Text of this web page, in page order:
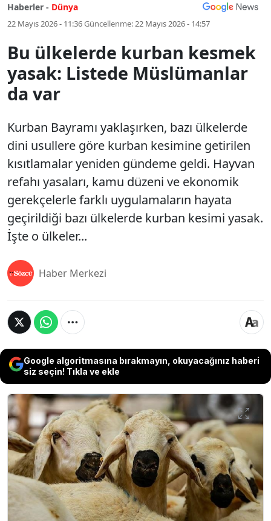
Haberler - Dünya
22 Mayıs 2026 - 11:36Güncellenme:22 Mayıs 2026 - 14:57
Bu ülkelerde kurban kesmek
yasak: Listede Müslümanlar
da var
Kurban Bayramı yaklaşırken, bazı ülkelerde
dini usullere göre kurban kesimine getirilen
kısıtlamalar yeniden gündeme geldi. Hayvan
refahı yasaları, kamu düzeni ve ekonomik
gerekçelerle farklı uygulamaların hayata
geçirildiği bazı ülkelerde kurban kesimi yasak.
İşte o ülkeler...
Haber Merkezi
Google algoritmasına bırakmayın, okuyacağınız haberi
siz seçin! Tıkla ve ekle